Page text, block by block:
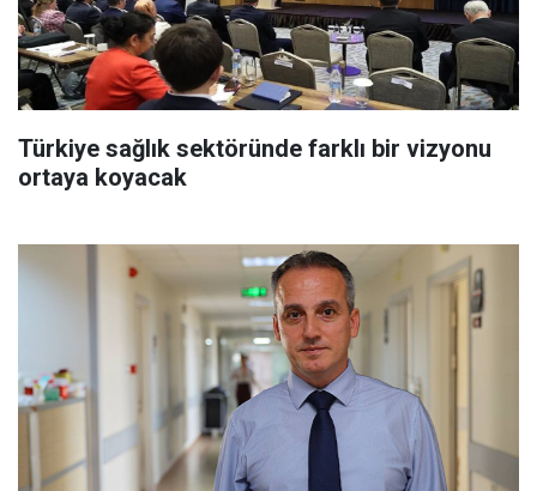
Türkiye sağlık sektöründe farklı bir vizyonu
ortaya koyacak